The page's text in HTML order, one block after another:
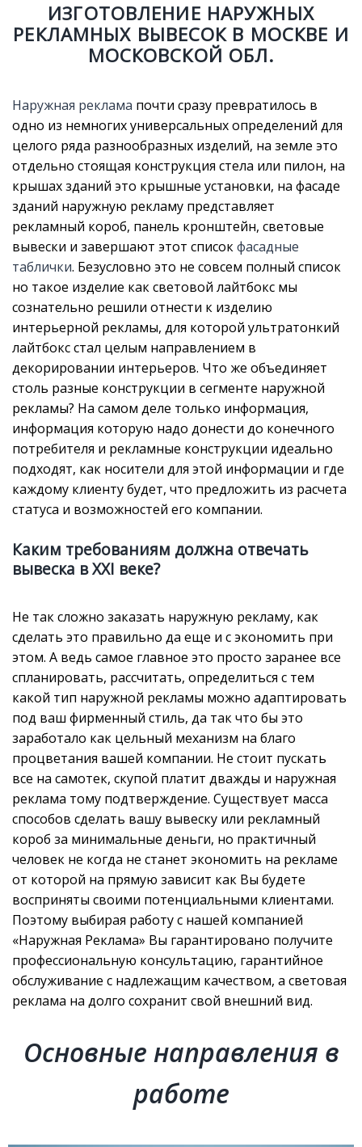
ИЗГОТОВЛЕНИЕ НАРУЖНЫХ
РЕКЛАМНЫХ ВЫВЕСОК В МОСКВЕ И
МОСКОВСКОЙ ОБЛ.
Наружная реклама почти сразу превратилось в
одно из немногих универсальных определений для
целого ряда разнообразных изделий, на земле это
отдельно стоящая конструкция стела или пилон, на
крышах зданий это крышные установки, на фасаде
зданий наружную рекламу представляет
рекламный короб, панель кронштейн, световые
вывески и завершают этот списокфасадные
таблички. Безусловно это не совсем полный список
но такое изделие как световой лайтбокс мы
сознательно решили отнести к изделию
интерьерной рекламы, для которой ультратонкий
лайтбокс стал целым направлением в
декорировании интерьеров. Что же объединяет
столь разные конструкции в сегменте наружной
рекламы? На самом деле только информация,
информация которую надо донести до конечного
потребителя и рекламные конструкции идеально
подходят, как носители для этой информации и где
каждому клиенту будет, что предложить из расчета
статуса и возможностей его компании.
Каким требованиям должна отвечать
вывеска в XXI веке?
Не так сложно заказать наружную рекламу, как
сделать это правильно да еще и с экономить при
этом. А ведь самое главное это просто заранее все
спланировать, рассчитать, определиться с тем
какой тип наружной рекламы можно адаптировать
под ваш фирменный стиль, да так что бы это
заработало как цельный механизм на благо
процветания вашей компании. Не стоит пускать
все на самотек, скупой платит дважды и наружная
реклама тому подтверждение. Существует масса
способов сделать вашу вывеску или рекламный
короб за минимальные деньги, но практичный
человек не когда не станет экономить на рекламе
от которой на прямую зависит как Вы будете
восприняты своими потенциальными клиентами.
Поэтому выбирая работу с нашей компанией
«Наружная Реклама» Вы гарантировано получите
профессиональную консультацию, гарантийное
обслуживание с надлежащим качеством, а световая
реклама на долго сохранит свой внешний вид.
Основные направления в
работе